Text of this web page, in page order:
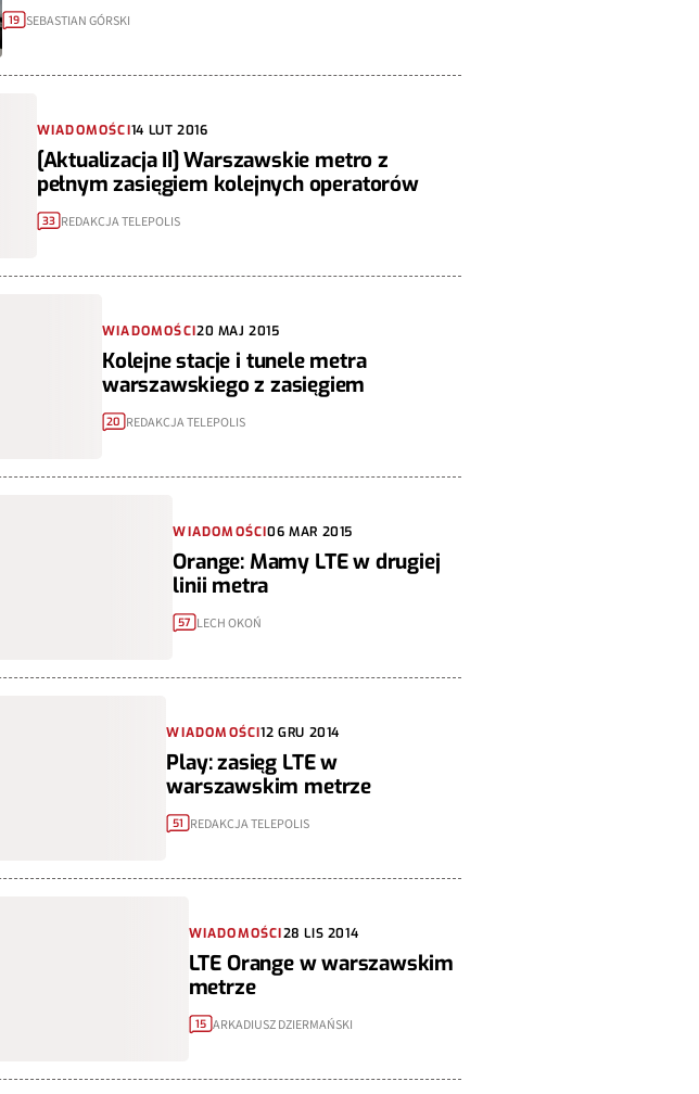
19 SEBASTIAN GÓRSKI
WIADOMOŚCI14 LUT 2016
[Aktualizacja II] Warszawskie metro z
pełnym zasięgiem kolejnych operatorów
33 REDAKCJA TELEPOLIS
WIADOMOŚCI20 MAJ 2015
Kolejne stacje i tunele metra
warszawskiego z zasięgiem
20 REDAKCJA TELEPOLIS
WIADOMOŚCI06 MAR 2015
Orange: Mamy LTE w drugiej
linii metra
57 LECH OKOŃ
WIADOMOŚCI12 GRU 2014
Play: zasięg LTE w
warszawskim metrze
51 REDAKCJA TELEPOLIS
WIADOMOŚCI28 LIS 2014
LTE Orange w warszawskim
metrze
15 ARKADIUSZ DZIERMAŃSKI